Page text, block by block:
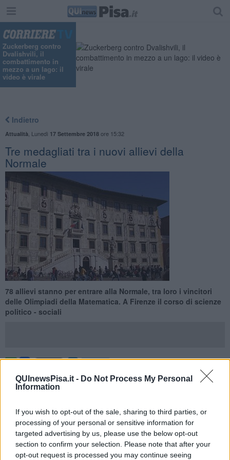
QUInewsPisa.it - Do Not Process My Personal
Information
If you wish to opt-out of the sale, sharing to third parties, or
processing of your personal or sensitive information for
targeted advertising by us, please use the below opt-out
section to confirm your selection. Please note that after your
opt-out request is processed you may continue seeing
Zuckerberg contro
Dvalishvili, il
combattimento in
mezzo a un lago: il
video è virale
Indietro
Attualità Lunedì 17 Settembre 2018ore 15:32
Tre medagliati tra i nuovi allievi della
Normale
78 allievi stanno per entrare alla Normale, tra loro i vincitori
delle Olimpiadi della Matematica. A Firenze il corso di scienze
politico - sociali
PISA —Il concorso di ammissione si è appena concluso, e
78
nuovi allievifaranno a breve, nel mese di ottobre, il loro ingresso
Lettere e Filosofia, a Pisa, 6 presso il Dipartimento di Scienze
politico-sociali a Firenze.
Per la prima volta in 208 anni di storia sono stati ammessi, dunque,
anche allievi in Scienze politico-sociali, direttamente al 4° anno, per